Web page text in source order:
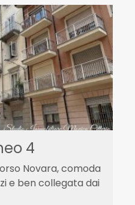
4
Novara, comoda
e ben collegata dai